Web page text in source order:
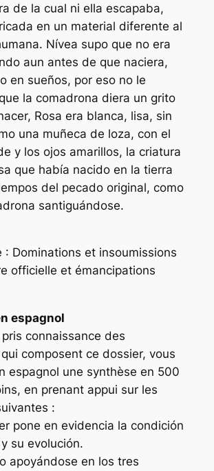
de la cual ni ella escapaba,
en un material diferente al
Nívea supo que no era
aun antes de que naciera,
en sueños, por eso no le
la comadrona diera un grito
Rosa era blanca, lisa, sin
una muñeca de loza, con el
y los ojos amarillos, la criatura
que había nacido en la tierra
del pecado original, como
santiguándose.
: Dominations et insoumissions
officielle et émancipations
espagnol
connaissance des
composent ce dossier, vous
espagnol une synthèse en 500
en prenant appui sur les
:
pone en evidencia la condición
su evolución.
apoyándose en los tres